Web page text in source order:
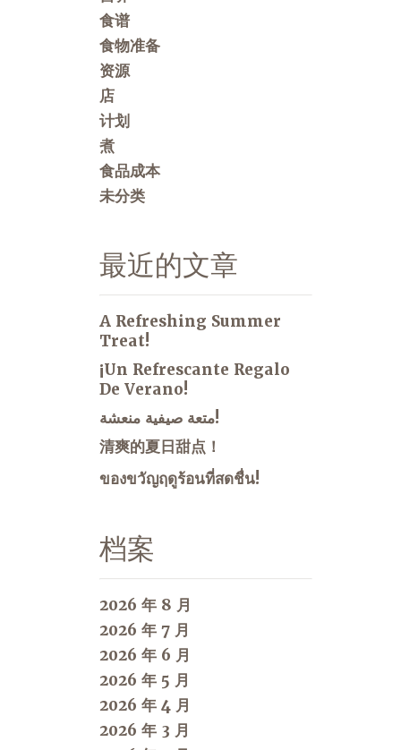
食谱
食物准备
资源
店
计划
煮
食品成本
未分类
最近的文章
A Refreshing Summer
Treat!
¡Un Refrescante Regalo
De Verano!
متعة صيفية منعشة!
清爽的夏日甜点！
ของขวัญฤดูร้อนที่สดชื่น!
档案
2026 年 8 月
2026 年 7 月
2026 年 6 月
2026 年 5 月
2026 年 4 月
2026 年 3 月